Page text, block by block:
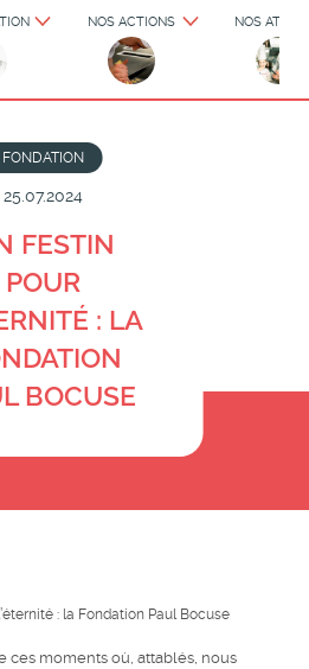
NOS ACTIONS NOS
25.07.2024
FONDATION
FESTIN
POUR
: LA
BOCUSE
: la Fondation Paul Bocuse
ces moments où, attablés, nous